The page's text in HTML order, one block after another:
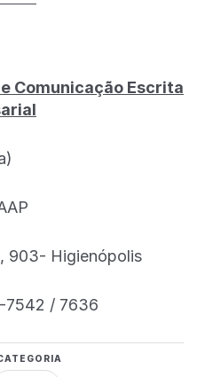
Comunicação Escrita
903- Higienópolis
7542 / 7636